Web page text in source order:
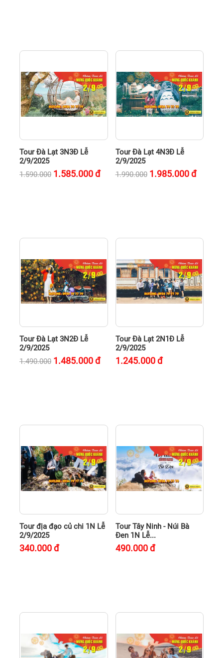
Tour Đà Lạt 3N3Đ Lễ
2/9/2025
1.590.000 1.585.000đ
Tour Đà Lạt 4N3Đ Lễ
2/9/2025
1.990.000 1.985.000đ
Tour Đà Lạt 3N2Đ Lễ
2/9/2025
1.490.000 1.485.000đ
Tour Đà Lạt 2N1Đ Lễ
2/9/2025
1.245.000đ
Tour địa đạo củ chi 1N Lễ
2/9/2025
340.000đ
Tour Tây Ninh - Núi Bà
Đen 1N Lễ...
490.000đ